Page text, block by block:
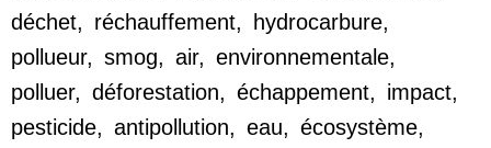
déchet, réchauffement, hydrocarbure,
pollueur, smog, air, environnementale,
polluer, déforestation, échappement, impact,
pesticide, antipollution, eau, écosystème,